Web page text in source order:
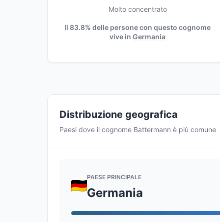
Molto concentrato
Il 83.8% delle persone con questo cognome
vive in Germania
Distribuzione geografica
Paesi dove il cognome Battermann è più comune
PAESE PRINCIPALE
Germania